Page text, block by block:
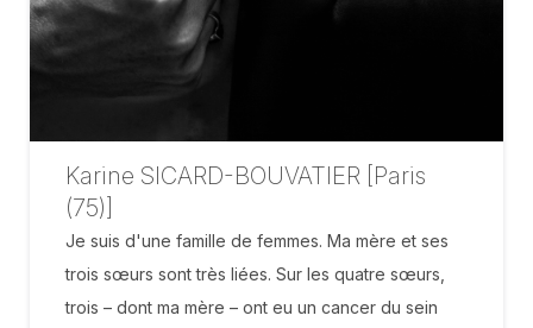
Karine SICARD-BOUVATIER [Paris
(75)]
Je suis d'une famille de femmes. Ma mère et ses
trois sœurs sont très liées. Sur les quatre sœurs,
trois – dont ma mère – ont eu un cancer du sein